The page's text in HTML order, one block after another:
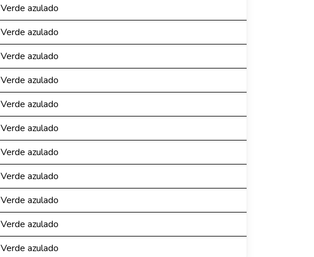
Verde azulado
Verde azulado
Verde azulado
Verde azulado
Verde azulado
Verde azulado
Verde azulado
Verde azulado
Verde azulado
Verde azulado
Verde azulado